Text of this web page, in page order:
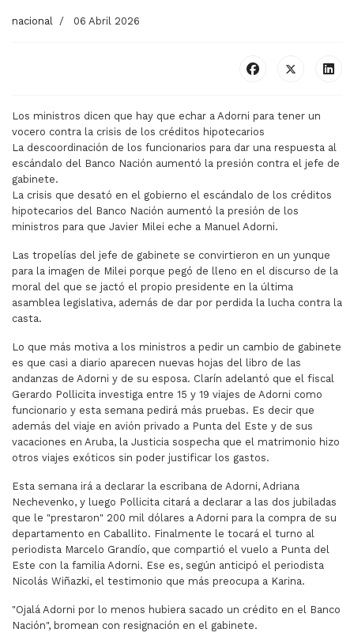
nacional 06 Abril 2026
Los ministros dicen que hay que echar a Adorni para tener un
vocero contra la crisis de los créditos hipotecarios
La descoordinación de los funcionarios para dar una respuesta al
escándalo del Banco Nación aumentó la presión contra el jefe de
gabinete.
La crisis que desató en el gobierno el escándalo de los créditos
hipotecarios del Banco Nación aumentó la presión de los
ministros para que Javier Milei eche a Manuel Adorni.
Las tropelías del jefe de gabinete se convirtieron en un yunque
para la imagen de Milei porque pegó de lleno en el discurso de la
moral del que se jactó el propio presidente en la última
asamblea legislativa, además de dar por perdida la lucha contra la
casta.
Lo que más motiva a los ministros a pedir un cambio de gabinete
es que casi a diario aparecen nuevas hojas del libro de las
andanzas de Adorni y de su esposa. Clarín adelantó que el fiscal
Gerardo Pollicita investiga entre 15 y 19 viajes de Adorni como
funcionario y esta semana pedirá más pruebas. Es decir que
además del viaje en avión privado a Punta del Este y de sus
vacaciones en Aruba, la Justicia sospecha que el matrimonio hizo
otros viajes exóticos sin poder justificar los gastos.
Esta semana irá a declarar la escribana de Adorni, Adriana
Nechevenko, y luego Pollicita citará a declarar a las dos jubiladas
que le "prestaron" 200 mil dólares a Adorni para la compra de su
departamento en Caballito. Finalmente le tocará el turno al
periodista Marcelo Grandío, que compartió el vuelo a Punta del
Este con la familia Adorni. Ese es, según anticipó el periodista
Nicolás Wiñazki, el testimonio que más preocupa a Karina.
"Ojalá Adorni por lo menos hubiera sacado un crédito en el Banco
Nación", bromean con resignación en el gabinete.